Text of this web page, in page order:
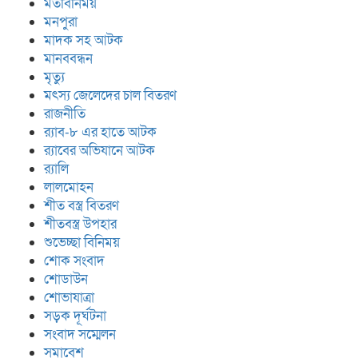
মতবিনিময়
মনপুরা
মাদক সহ আটক
মানববন্ধন
মৃত্যু
মৎস্য জেলেদের চাল বিতরণ
রাজনীতি
র‍্যাব-৮ এর হাতে আটক
র‍্যাবের অভিযানে আটক
র‍্যালি
লালমোহন
শীত বস্ত্র বিতরণ
শীতবস্ত্র উপহার
শুভেচ্ছা বিনিময়
শোক সংবাদ
শোডাউন
শোভাযাত্রা
সড়ক দূর্ঘটনা
সংবাদ সম্মেলন
সমাবেশ